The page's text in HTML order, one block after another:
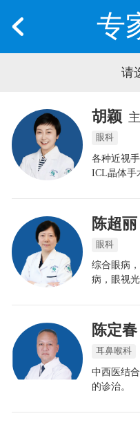
专
请
胡颖
眼科
各种近视
ICL晶体手
光发育档
视防控先
陈超丽
眼科
综合眼病
病，眼视
陈定春
耳鼻喉科
中西医结
的诊治。